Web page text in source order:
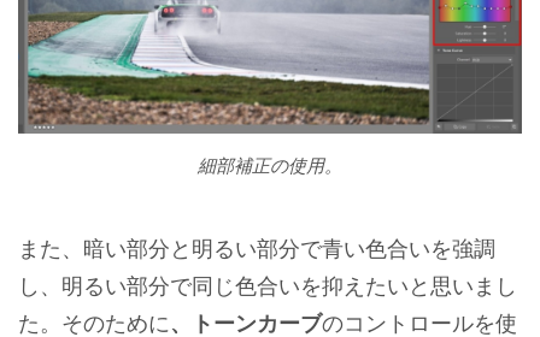
細部補正の使用。
また、暗い部分と明るい部分で青い色合いを強調
し、明るい部分で同じ色合いを抑えたいと思いまし
た。そのために 、トーンカーブのコントロールを使